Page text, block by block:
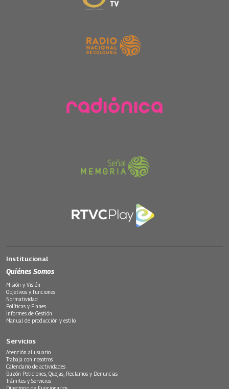
Institucional
Quiénes Somos
Misión y Visión
Objetivos y funciones
Normatividad
Políticas y Planes
Informes de Gestión
Manual de producción y estilo
Servicios
Atención al usuario
Trabaja con nosotros
Calendario de actividades
Buzón Peticiones, Quejas, Reclamos y Denuncias
Trámites y Servicios
Directorio de Funcionarios